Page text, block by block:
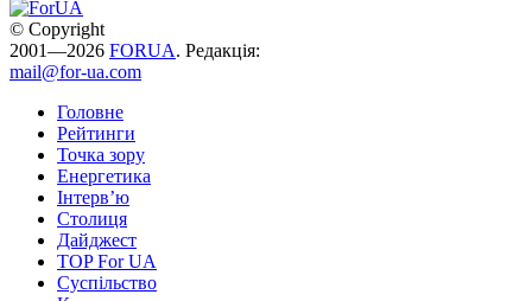
© Copyright
2001—2026 FORUA. Редакція:
mail@for-ua.com
Головне
Рейтинги
Точка зору
Енергетика
Інтерв’ю
Столиця
Дайджест
TOP For UA
Суспiльство